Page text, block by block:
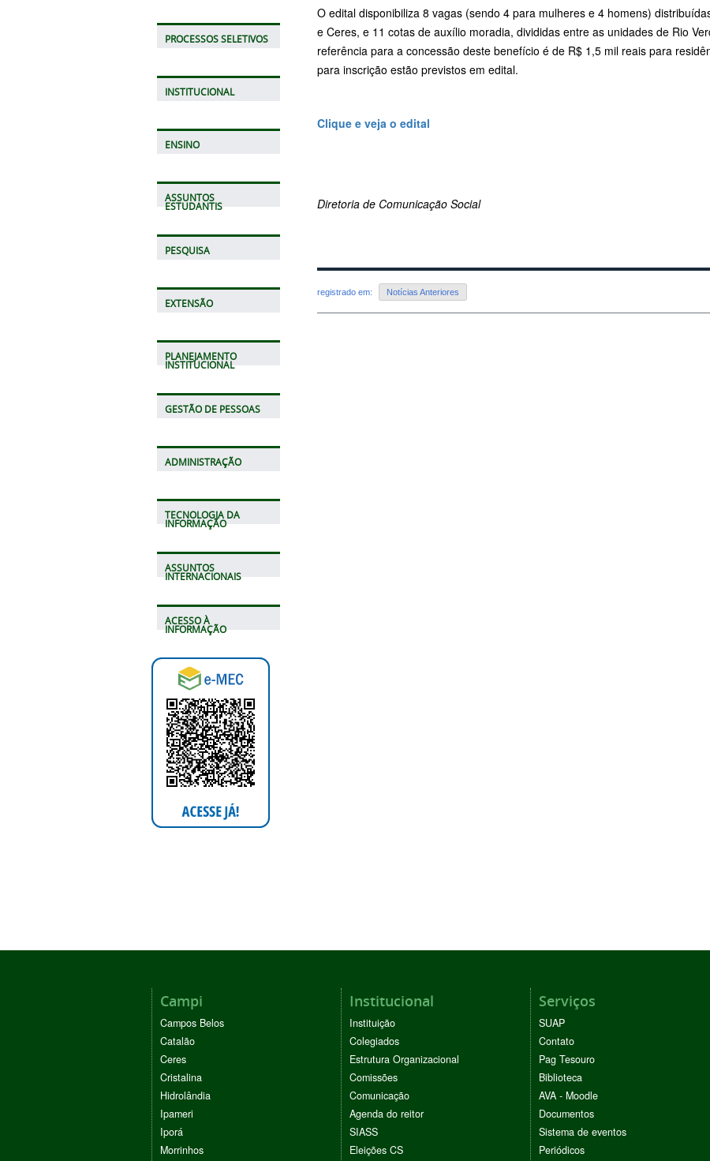
PROCESSOS SELETIVOS
INSTITUCIONAL
ENSINO
ASSUNTOS
ESTUDANTIS
PESQUISA
EXTENSÃO
PLANEJAMENTO
INSTITUCIONAL
GESTÃO DE PESSOAS
ADMINISTRAÇÃO
TECNOLOGIA DA
INFORMAÇÃO
ASSUNTOS
INTERNACIONAIS
ACESSO À
INFORMAÇÃO
O edital disponibiliza 8 vagas (sendo 4 para mulheres e 4 homens)
e Ceres, e 11 cotas de auxílio moradia, divididas entre as unidades de Rio
referência para a concessão deste benefício é de R$ 1,5 mil reais para
para inscrição estão previstos em edital.
Clique e veja o edital
Diretoria de Comunicação Social
registrado em: Notícias Anteriores
Campi
Campos Belos
Catalão
Ceres
Cristalina
Hidrolândia
Ipameri
Iporá
Morrinhos
Institucional
Instituição
Colegiados
Estrutura Organizacional
Comissões
Comunicação
Agenda do reitor
SIASS
Eleições CS
Serviços
SUAP
Contato
Pag Tesouro
Biblioteca
AVA - Moodle
Documentos
Sistema de eventos
Periódicos